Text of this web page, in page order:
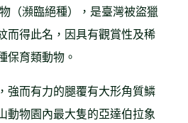
（瀕臨絕種），是臺灣被盜獵
而得此名，因具有觀賞性及稀
保育類動物。
強而有力的腿覆有大形角質鱗
動物園內最大隻的亞達伯拉象